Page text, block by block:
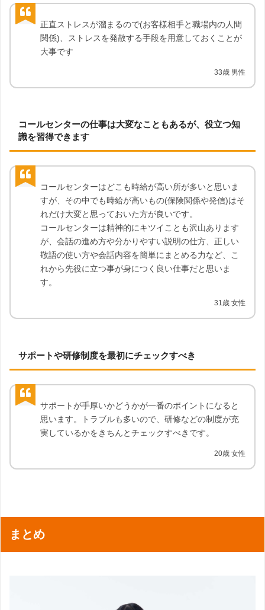
正直ストレスが溜まるので(お客様相手と職場内の人間
関係)、ストレスを発散する手段を用意しておくことが
大事です
33歳 男性
コールセンターの仕事は大変なこともあるが、役立つ知
識を習得できます
コールセンターはどこも時給が高い所が多いと思いま
すが、その中でも時給が高いもの(保険関係や発信)はそ
れだけ大変と思っておいた方が良いです。
コールセンターは精神的にキツイことも沢山あります
が、会話の進め方や分かりやすい説明の仕方、正しい
敬語の使い方や会話内容を簡単にまとめる力など、こ
れから先役に立つ事が身につく良い仕事だと思いま
す。
31歳 女性
サポートや研修制度を最初にチェックすべき
サポートが手厚いかどうかが一番のポイントになると
思います。トラブルも多いので、研修などの制度が充
実しているかをきちんとチェックすべきです。
20歳 女性
まとめ